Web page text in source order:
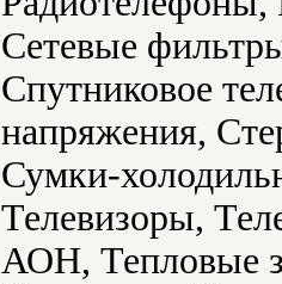
Сетевые
Спутниковое
напряжения,
Сумки-
Телевизоры,
АОН, Тепловые